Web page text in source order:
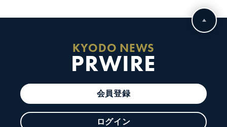
KYODO NEWS
PRWIRE
会員登録
ログイン